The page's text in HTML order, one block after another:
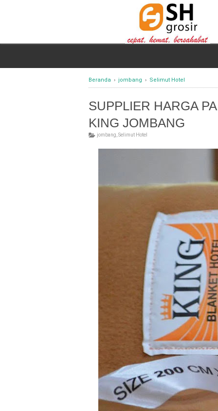
Beranda › jombang › Selimut Hotel
SUPPLIER HARGA
KING JOMBANG
jombang Selimut Hotel